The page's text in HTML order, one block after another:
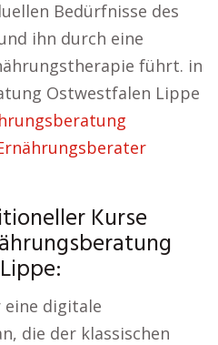
Bedürfnisse des
ihn durch eine
führt. in
Ostwestfalen Lippe
Kurse
digitale
die der klassischen